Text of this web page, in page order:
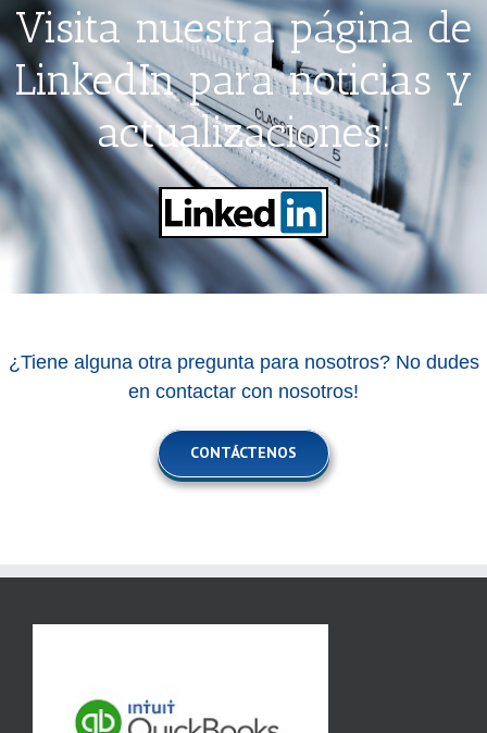
Visita nuestra página de
LinkedIn para noticias y
actualizaciones:
¿Tiene alguna otra pregunta para nosotros? No dudes
en contactar con nosotros!
CONTÁCTENOS